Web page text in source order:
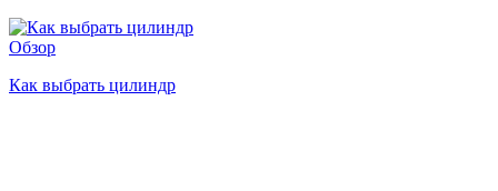
Обзор
Как выбрать цилиндр